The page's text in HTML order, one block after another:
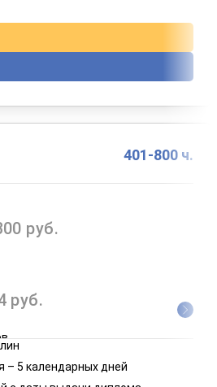
401-800 ч.
руб.
руб.
руб.
– 5 календарных дней